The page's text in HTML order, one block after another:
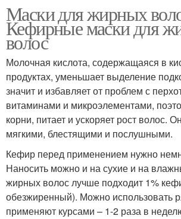
Маски для жирных
Кефирные маски для
волос
Молочная кислота, содержащаяся в
продуктах, уменьшает выделение
значит и избавляет от проблем с
витаминами и микроэлементами,
корни, питает и ускоряет рост волос.
мягкими, блестящими и послушными.
Кефир перед применением нужно
Наносить можно и на сухие и на
жирных волос лучше подходит 1%
обезжиренный). Можно использовать
применяют курсами – 1-2 раза в